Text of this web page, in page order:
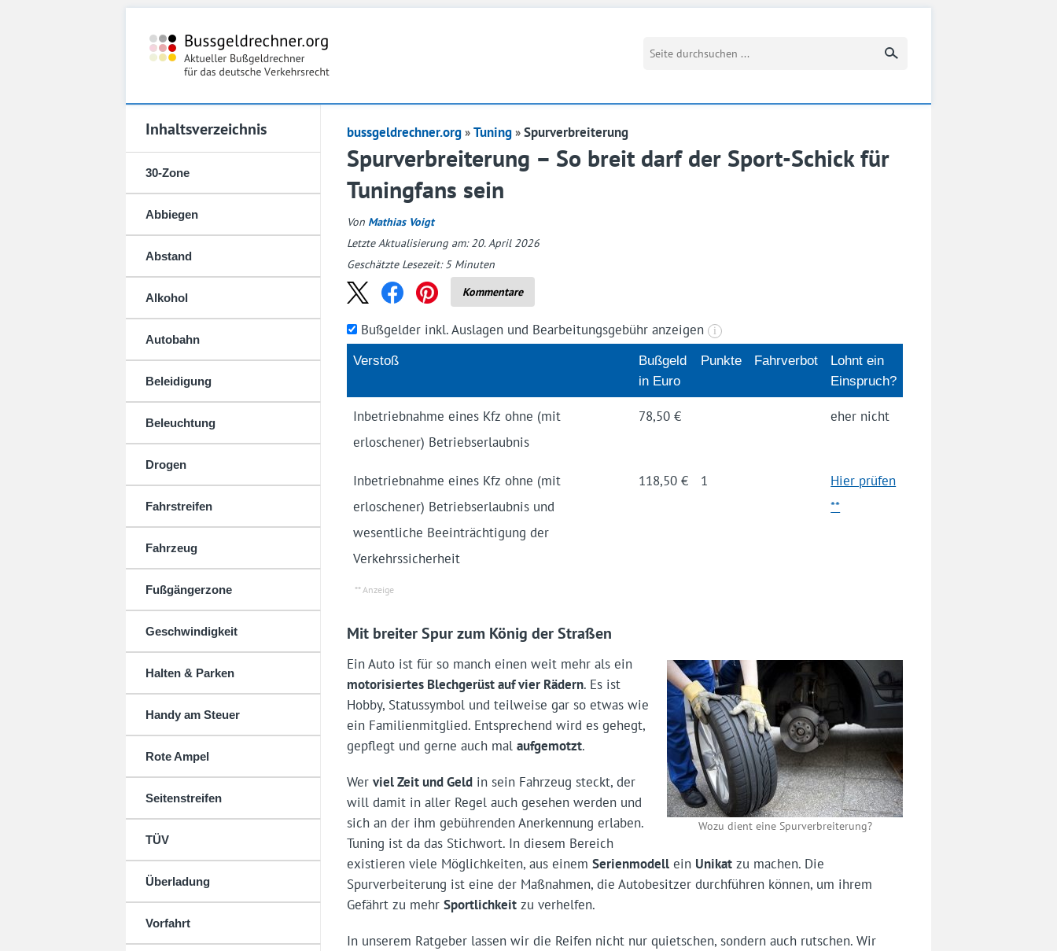
Suchbegriff eingeben
Inhaltsverzeichnis
30-Zone
Abbiegen
Abstand
Alkohol
Autobahn
Beleidigung
Beleuchtung
Drogen
Fahrstreifen
Fahrzeug
Fußgängerzone
Geschwindigkeit
Halten & Parken
Handy am Steuer
Rote Ampel
Seitenstreifen
TÜV
Überladung
Vorfahrt
bussgeldrechner.org Tuning Spurverbreiterung
Spurverbreiterung – So breit darf der Sport-Schick für
Tuningfans sein
Von Mathias Voigt
Letzte Aktualisierung am: 20. April 2026
Geschätzte Lesezeit:5 Minuten
Kommentare
Bußgelder inkl. Auslagen und Bearbeitungsgebühr anzeigen i
Verstoß
Bußgeld
in Euro
Punkte Fahrverbot
Lohnt ein
Einspruch?
Inbetriebnahme eines Kfz ohne (mit
erloschener) Betriebserlaubnis
78,50 € eher nicht
Inbetriebnahme eines Kfz ohne (mit
erloschener) Betriebserlaubnis und
wesentliche Beeinträchtigung der
Verkehrssicherheit
118,50 € 1
Hier prüfen
**
Mit breiter Spur zum König der Straßen
Wozu dient eine Spurverbreiterung?
Ein Auto ist für so manch einen weit mehr als ein
motorisiertes Blechgerüst auf vier Rädern. Es ist
Hobby, Status­symbol und teilweise gar so etwas wie
ein Familienmitglied. Entsprechend wird es gehegt,
gepflegt und gerne auch mal aufgemotzt.
Wer viel Zeit und Geldin sein Fahrzeug steckt, der
will damit in aller Regel auch gesehen werden und
sich an der ihm gebührenden Anerkennung erlaben.
Tuning ist da das Stichwort. In diesem Bereich
existieren viele Möglichkeiten, aus einem Serienmodellein Unikatzu machen. Die
Spurverbeiterung ist eine der Maßnahmen, die Autobesitzer durchführen können, um ihrem
Gefährt zu mehr Sportlichkeitzu verhelfen.
In unserem Ratgeber lassen wir die Reifen nicht nur quietschen, sondern auch rutschen. Wir